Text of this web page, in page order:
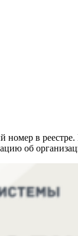
номер в
об